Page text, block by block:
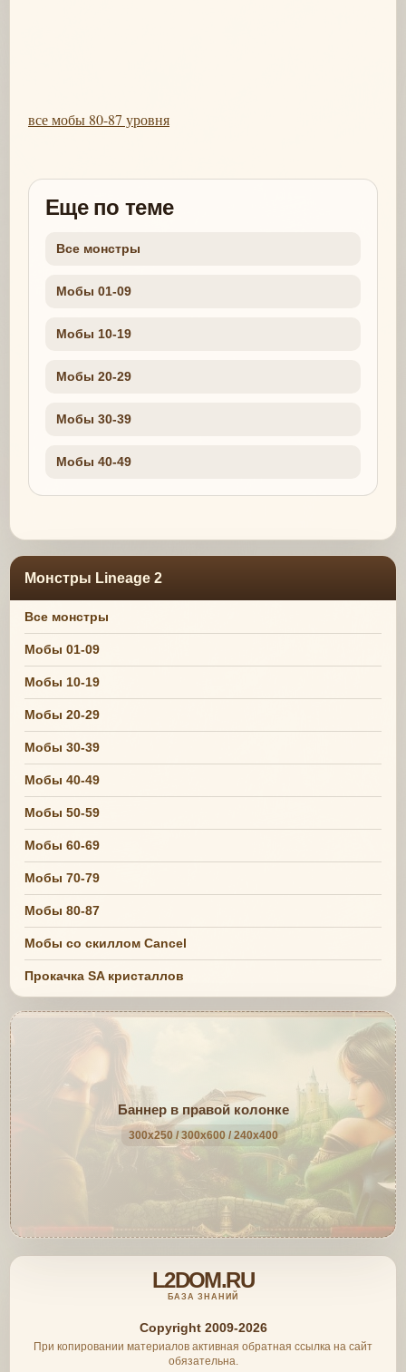
все мобы 80-87 уровня
Еще по теме
Все монстры
Мобы 01-09
Мобы 10-19
Мобы 20-29
Мобы 30-39
Мобы 40-49
Монстры Lineage 2
Все монстры
Мобы 01-09
Мобы 10-19
Мобы 20-29
Мобы 30-39
Мобы 40-49
Мобы 50-59
Мобы 60-69
Мобы 70-79
Мобы 80-87
Мобы со скиллом Cancel
Прокачка SA кристаллов
Баннер в правой колонке
300x250 / 300x600 / 240x400
L2DOM.RU
БАЗА ЗНАНИЙ
Copyright 2009-2026
При копировании материалов активная обратная ссылка на сайт
обязательна.